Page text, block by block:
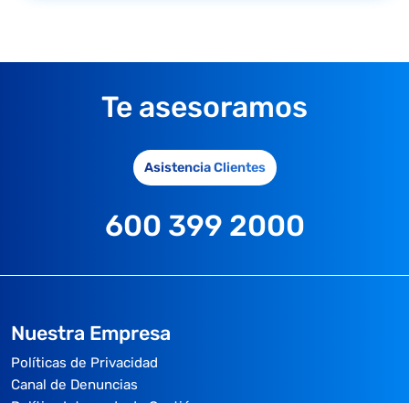
Te asesoramos
Asistencia Clientes
600 399 2000
Nuestra Empresa
Políticas de Privacidad
Canal de Denuncias